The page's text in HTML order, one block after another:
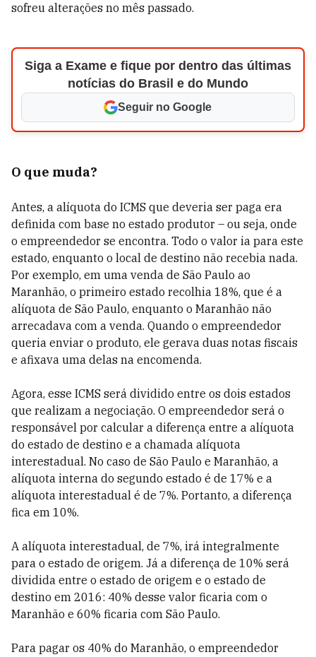
sofreu alterações no mês passado.
Siga a Exame e fique por dentro das últimas
notícias do Brasil e do Mundo
Seguir no Google
O que muda?
Antes, a alíquota do ICMS que deveria ser paga era
definida com base no estado produtor – ou seja, onde
o empreendedor se encontra. Todo o valor ia para este
estado, enquanto o local de destino não recebia nada.
Por exemplo, em uma venda de São Paulo ao
Maranhão, o primeiro estado recolhia 18%, que é a
alíquota de São Paulo, enquanto o Maranhão não
arrecadava com a venda. Quando o empreendedor
queria enviar o produto, ele gerava duas notas fiscais
e afixava uma delas na encomenda.
Agora, esse ICMS será dividido entre os dois estados
que realizam a negociação. O empreendedor será o
responsável por calcular a diferença entre a alíquota
do estado de destino e a chamada alíquota
interestadual. No caso de São Paulo e Maranhão, a
alíquota interna do segundo estado é de 17% e a
alíquota interestadual é de 7%. Portanto, a diferença
fica em 10%.
A alíquota interestadual, de 7%, irá integralmente
para o estado de origem. Já a diferença de 10% será
dividida entre o estado de origem e o estado de
destino em 2016: 40% desse valor ficaria com o
Maranhão e 60% ficaria com São Paulo.
Para pagar os 40% do Maranhão, o empreendedor